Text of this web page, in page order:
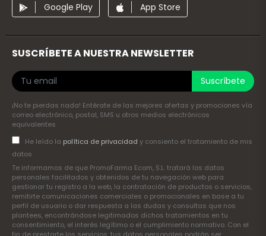
Google Play App Store
SUSCRÍBETE A NUESTRA NEWSLETTER
Suscríbete
¡No te pierdas nada! Entérate de las mejores ofertas y promociones vía
correo electrónico, postal, SMS u otros medios electrónicos
equivalentes
He leído la política de privacidad y consiento el tratamiento de mis
datos
Te informamos de que PromoFarma Ecom, S.L. tratará los datos
personales facilitados y obtenidos de tu navegación web para
gestionar tu registro a la web, la contratación de productos o servicios,
remitirte comunicaciones comerciales o promocionales en base a tu
perfil de usuario o dar respuesta a las dudas y consultas que nos
plantees, encontrándose legitimados dichos tratamientos en tu
consentimiento, el interés legítimo o el cumplimiento normativo. Con el